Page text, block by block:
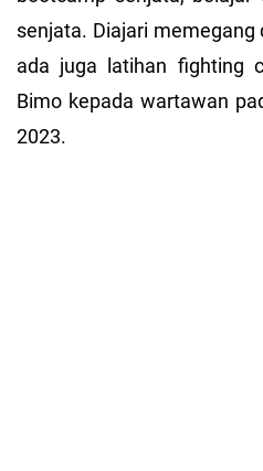
senjata. Diajari
ada juga latihan fighting
Bimo kepada wartawan
2023.